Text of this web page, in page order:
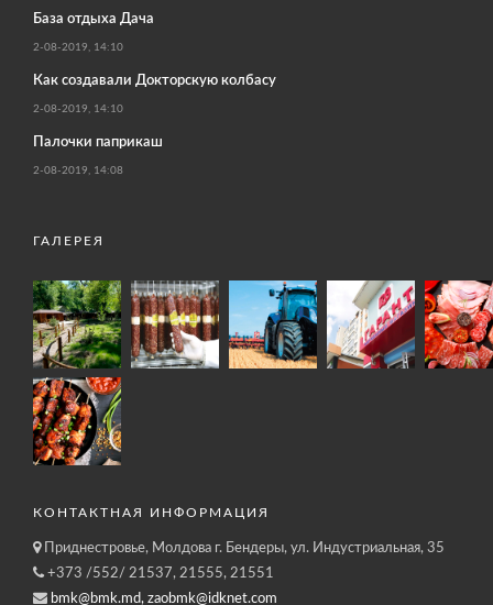
База отдыха Дача
2-08-2019, 14:10
Как создавали Докторскую колбасу
2-08-2019, 14:10
Палочки паприкаш
2-08-2019, 14:08
ГАЛЕРЕЯ
КОНТАКТНАЯ ИНФОРМАЦИЯ
Приднестровье, Молдова г. Бендеры, ул. Индустриальная, 35
+373 /552/ 21537, 21555, 21551
bmk@bmk.md, zaobmk@idknet.com